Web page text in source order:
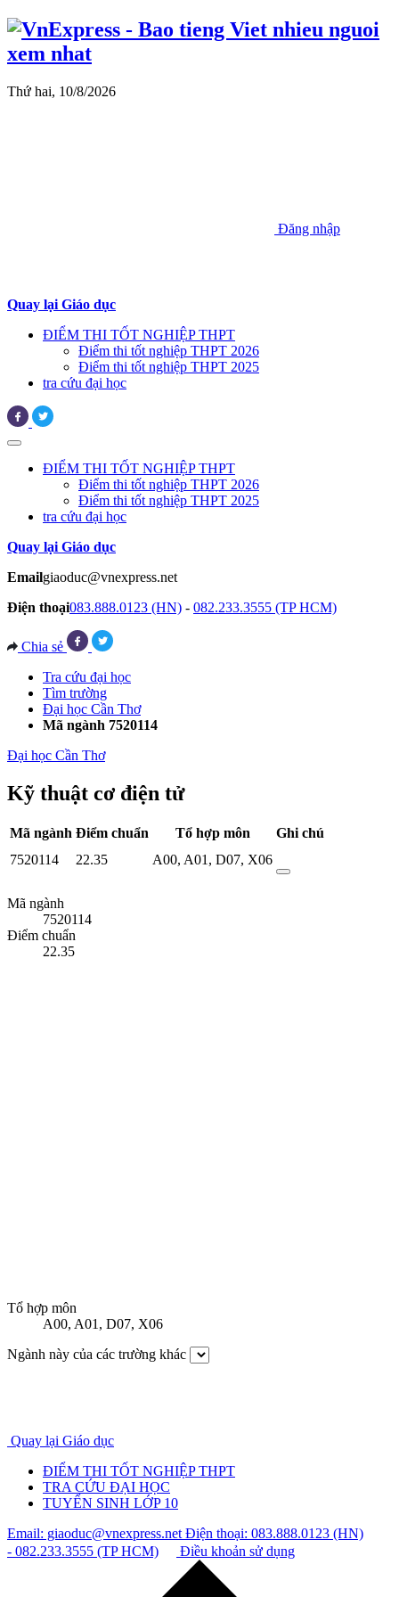
Thứ hai, 10/8/2026
Đăng nhập
Quay lại Giáo dục
ĐIỂM THI TỐT NGHIỆP THPT
Điểm thi tốt nghiệp THPT 2026
Điểm thi tốt nghiệp THPT 2025
tra cứu đại học
ĐIỂM THI TỐT NGHIỆP THPT
Điểm thi tốt nghiệp THPT 2026
Điểm thi tốt nghiệp THPT 2025
tra cứu đại học
Quay lại Giáo dục
Emailgiaoduc@vnexpress.net
Điện thoại083.888.0123 (HN) - 082.233.3555 (TP HCM)
Chia sẻ
Tra cứu đại học
Tìm trường
Đại học Cần Thơ
Mã ngành 7520114
Đại học Cần Thơ
Kỹ thuật cơ điện tử
Mã ngành Điểm chuẩn Tổ hợp môn
Ghi chú
7520114
22.35 A00, A01, D07, X06
Mã ngành
7520114
Điểm chuẩn
22.35
Tổ hợp môn
A00, A01, D07, X06
Ngành này của các trường khác
Quay lại Giáo dục
ĐIỂM THI TỐT NGHIỆP THPT
TRA CỨU ĐẠI HỌC
TUYỂN SINH LỚP 10
Email: giaoduc@vnexpress.netĐiện thoại: 083.888.0123 (HN)
- 082.233.3555 (TP HCM)
Điều khoản sử dụng